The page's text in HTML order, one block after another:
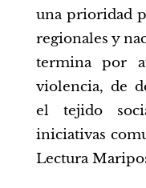
una prioridad
regionales y
termina por
violencia, de
el tejido
iniciativas
Lectura